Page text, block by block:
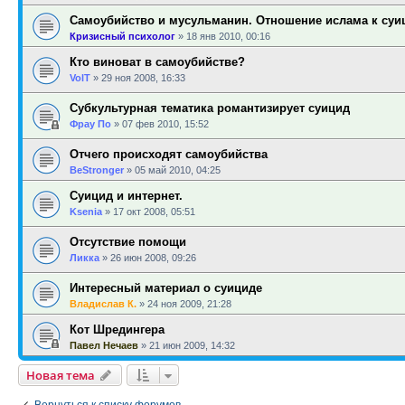
Самоубийство и мусульманин. Отношение ислама к
Кризисный психолог » 18 янв 2010, 00:16
Кто виноват в самоубийстве?
VolT » 29 ноя 2008, 16:33
Субкультурная тематика романтизирует суицид
Фрау По » 07 фев 2010, 15:52
Отчего происходят самоубийства
BeStronger » 05 май 2010, 04:25
Суицид и интернет.
Ksenia » 17 окт 2008, 05:51
Отсутствие помощи
Ликка » 26 июн 2008, 09:26
Интересный материал о суициде
Владислав К. » 24 ноя 2009, 21:28
Кот Шредингера
Павел Нечаев » 21 июн 2009, 14:32
Новая тема